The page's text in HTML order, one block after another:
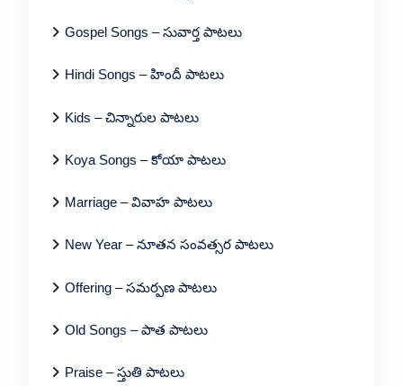
Gospel Songs – సువార్త పాటలు
Hindi Songs – హిందీ పాటలు
Kids – చిన్నారుల పాటలు
Koya Songs – కోయా పాటలు
Marriage – వివాహ పాటలు
New Year – నూతన సంవత్సర పాటలు
Offering – సమర్పణ పాటలు
Old Songs – పాత పాటలు
Praise – స్తుతి పాటలు